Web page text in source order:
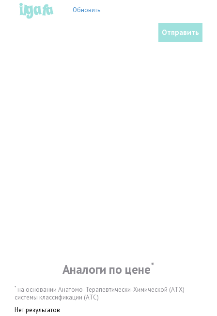
Обновить
Аналоги по цене*
* на основании Анатомо-Терапевтически-Химической (АТХ)
системы классификации (АТС)
Нет результатов